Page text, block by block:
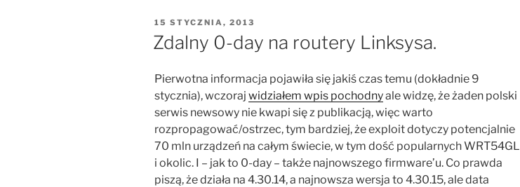
OPUBLIKOWANE
15 STYCZNIA, 2013
Zdalny 0-day na routery Linksysa.
Pierwotna informacja pojawiła się jakiś czas temu (dokładnie 9
stycznia), wczoraj widziałem wpis pochodnyale widzę, że żaden polski
serwis newsowy nie kwapi się z publikacją, więc warto
rozpropagować/ostrzec, tym bardziej, że exploit dotyczy potencjalnie
70 mln urządzeń na całym świecie, w tym dość popularnych WRT54GL
i okolic. I – jak to 0-day – także najnowszego firmware’u. Co prawda
piszą, że działa na 4.30.14 , a najnowsza wersja to 4.30.15 , ale data